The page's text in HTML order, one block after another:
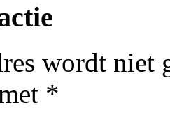
wordt niet
*